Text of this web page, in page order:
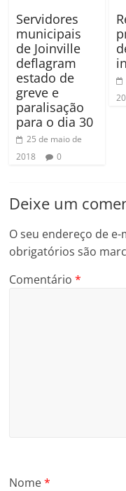
Servidores
municipais
de Joinville
deflagram
estado de
greve e
paralisação
para o dia 30
25 de maio de
2018
0
Deixe um
O seu endereço de
obrigatórios são
Comentário*
Nome*